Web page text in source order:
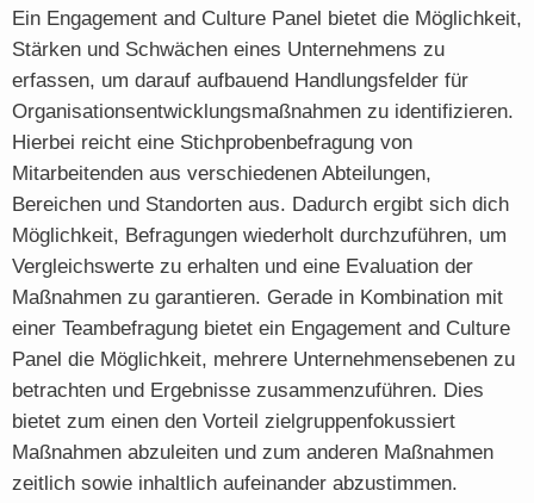
Ein Engagement and Culture Panel bietet die Möglichkeit,
Stärken und Schwächen eines Unternehmens zu
erfassen, um darauf aufbauend Handlungsfelder für
Organisationsentwicklungsmaßnahmen zu identifizieren.
Hierbei reicht eine Stichprobenbefragung von
Mitarbeitenden aus verschiedenen Abteilungen,
Bereichen und Standorten aus. Dadurch ergibt sich dich
Möglichkeit, Befragungen wiederholt durchzuführen, um
Vergleichswerte zu erhalten und eine Evaluation der
Maßnahmen zu garantieren. Gerade in Kombination mit
einer Teambefragung bietet ein Engagement and Culture
Panel die Möglichkeit, mehrere Unternehmensebenen zu
betrachten und Ergebnisse zusammenzuführen. Dies
bietet zum einen den Vorteil zielgruppenfokussiert
Maßnahmen abzuleiten und zum anderen Maßnahmen
zeitlich sowie inhaltlich aufeinander abzustimmen.